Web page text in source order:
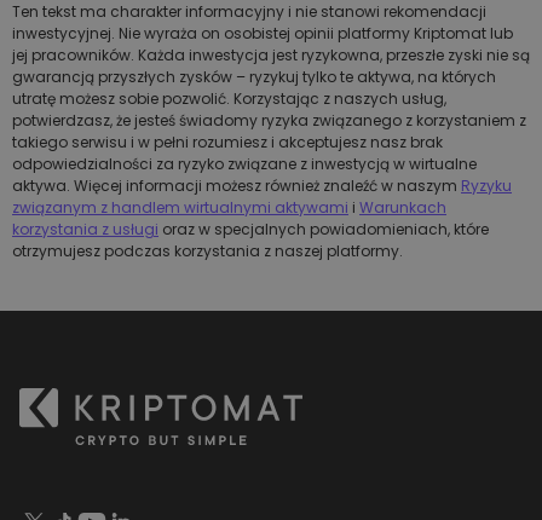
Ten tekst ma charakter informacyjny i nie stanowi rekomendacji
inwestycyjnej. Nie wyraża on osobistej opinii platformy Kriptomat lub
jej pracowników. Każda inwestycja jest ryzykowna, przeszłe zyski nie są
gwarancją przyszłych zysków – ryzykuj tylko te aktywa, na których
utratę możesz sobie pozwolić. Korzystając z naszych usług,
potwierdzasz, że jesteś świadomy ryzyka związanego z korzystaniem z
takiego serwisu i w pełni rozumiesz i akceptujesz nasz brak
odpowiedzialności za ryzyko związane z inwestycją w wirtualne
aktywa. Więcej informacji możesz również znaleźć w naszym Ryzyku
związanym z handlem wirtualnymi aktywami i Warunkach
korzystania z usługi oraz w specjalnych powiadomieniach, które
otrzymujesz podczas korzystania z naszej platformy.